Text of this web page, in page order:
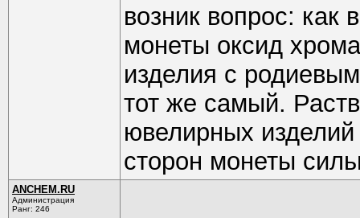
возник вопрос: как
монеты оксид
изделия с
тот же самый.
ювелирных
сторон монеты
ANCHEM.RU
Администрация
Ранг: 246